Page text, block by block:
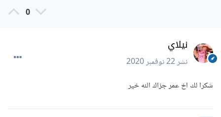
0
نيلاي
نشر22 نوفمبر 2020
شكرا لك اخ عمر جزاك الله خير